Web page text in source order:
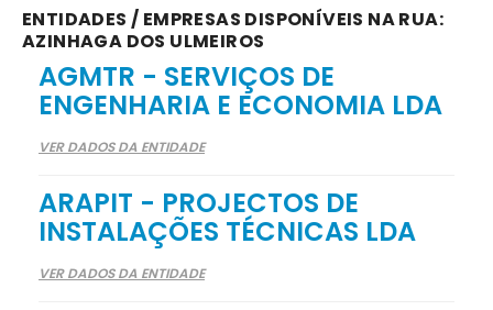
ENTIDADES / EMPRESAS DISPONÍVEIS NA RUA:
AZINHAGA DOS ULMEIROS
AGMTR - SERVIÇOS DE
ENGENHARIA E ECONOMIA LDA
VER DADOS DA ENTIDADE
ARAPIT - PROJECTOS DE
INSTALAÇÕES TÉCNICAS LDA
VER DADOS DA ENTIDADE